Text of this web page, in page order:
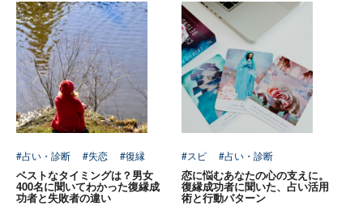
#占い・診断 #失恋 #復縁
ベストなタイミングは？男女
400名に聞いてわかった復縁成
功者と失敗者の違い
#スピ #占い・診断
恋に悩むあなたの心の支えに。
復縁成功者に聞いた、占い活用
術と行動パターン